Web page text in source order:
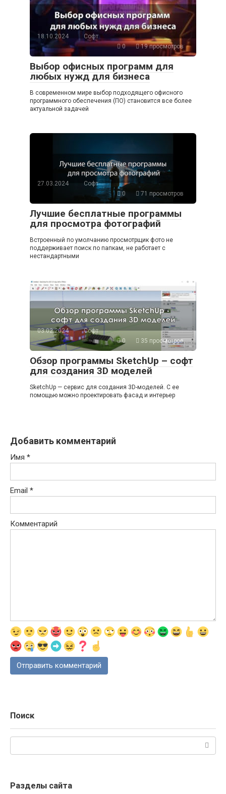
18.10.2024
Софт
0
19 просмотров
Выбор офисных программ для
любых нужд для бизнеса
В современном мире выбор подходящего офисного
программного обеспечения (ПО) становится все более
актуальной задачей
27.03.2024
Софт
0
71 просмотров
Лучшие бесплатные программы
для просмотра фотографий
Встроенный по умолчанию просмотрщик фото не
поддерживает поиск по папкам, не работает с
нестандартными
03.02.2024
Софт
0
35 просмотров
Обзор программы SketchUp – софт
для создания 3D моделей
SketchUp — сервис для создания 3D-моделей. С ее
помощью можно проектировать фасад и интерьер
Добавить комментарий
Имя *
Email *
Комментарий
Поиск
Разделы сайта